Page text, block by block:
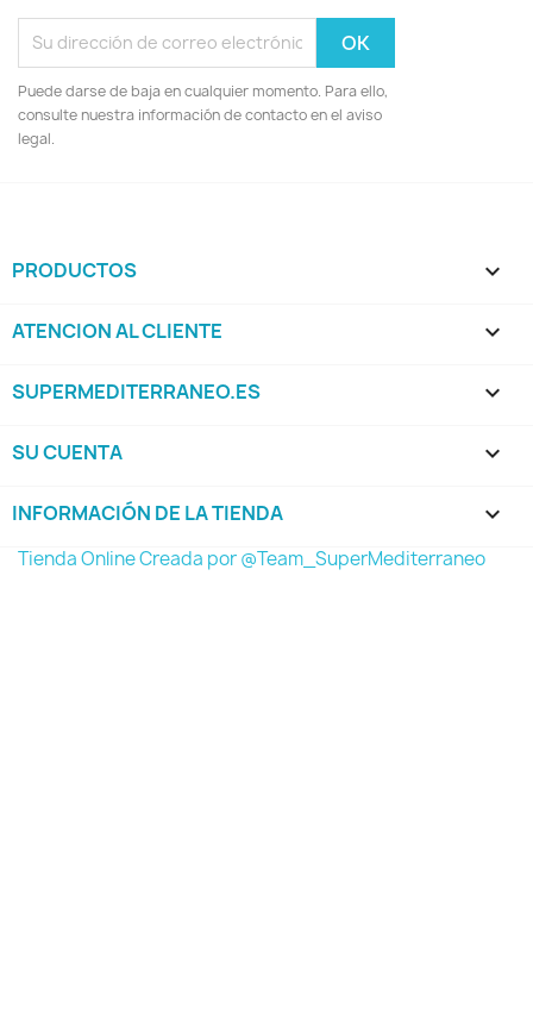
Puede darse de baja en cualquier momento. Para ello,
consulte nuestra información de contacto en el aviso
legal.
PRODUCTOS 
ATENCION AL CLIENTE 
SUPERMEDITERRANEO.ES 
SU CUENTA 
INFORMACIÓN DE LA TIENDA keyboard_arrow_down
Tienda Online Creada por @Team_SuperMediterraneo